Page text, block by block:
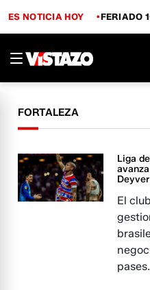
ES NOTICIA HOY FERIADO
FORTALEZA
Liga
El
pases.